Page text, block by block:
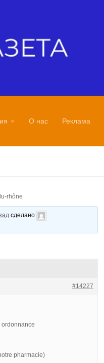
О нас Реклама
rhône
сделано
#14227
pharmacie)